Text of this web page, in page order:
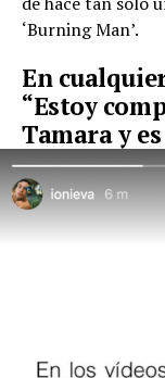
‘Burning Man’.
En
“Estoy
Tamara y